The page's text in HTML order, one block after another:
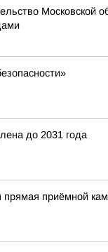
до 2031 года
приёмной